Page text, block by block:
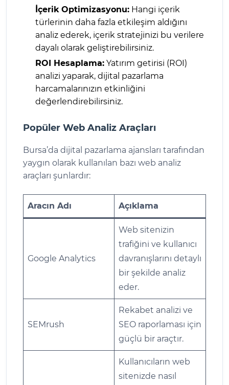
İçerik Optimizasyonu: Hangi içerik
türlerinin daha fazla etkileşim aldığını
analiz ederek, içerik stratejinizi bu verilere
dayalı olarak geliştirebilirsiniz.
ROI Hesaplama: Yatırım getirisi (ROI)
analizi yaparak, dijital pazarlama
harcamalarınızın etkinliğini
değerlendirebilirsiniz.
Popüler Web Analiz Araçları
Bursa’da dijital pazarlama ajansları tarafından
yaygın olarak kullanılan bazı web analiz
araçları şunlardır:
Aracın Adı Açıklama
Google Analytics
Web sitenizin
trafiğini ve kullanıcı
davranışlarını detaylı
bir şekilde analiz
eder.
SEMrush
Rekabet analizi ve
SEO raporlaması için
güçlü bir araçtır.
Kullanıcıların web
sitenizde nasıl